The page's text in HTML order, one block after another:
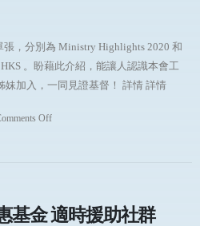
，分別為 Ministry Highlights 2020 和
。盼藉此介紹，能讓人認識本會工
加入，一同見證基督！ 詳情 詳情
Off
基金 適時援助社群